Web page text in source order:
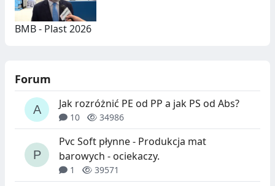
BMB - Plast 2026
Forum
Jak rozróżnić PE od PP a jak PS od Abs?
10 34986
Pvc Soft płynne - Produkcja mat
barowych - ociekaczy.
1 39571